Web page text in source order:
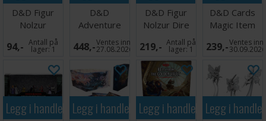
D&D Figur
Nolzur
Kalashtar
Cleric Female
94,- Antall på
lager:1
D&D
Adventure
Candlekeep
Mysteries
448,-Ventes inn
27.08.2026
D&D Figur
Nolzur Dire
Troll
219,- Antall på
lager:1
D&D Cards
Magic Item
Compendium
Weapons
239,-Ventes inn
30.09.2026
Legg i handlekurvenLegg i handlekurvenLegg i handlekurven
Legg i